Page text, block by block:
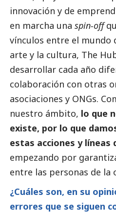
innovación y de
en marcha una spin-off
vínculos entre el mundo
arte y la cultura, The
desarrollar cada año
colaboración con otras
asociaciones y ONGs.
nuestro ámbito, lo que
existe, por lo que
estas acciones y líneas
empezando por
entre las personas de la
¿Cuáles son, en su
errores que se siguen